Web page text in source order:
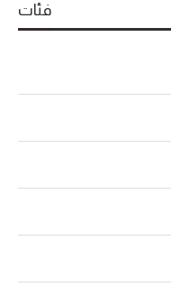
فئات